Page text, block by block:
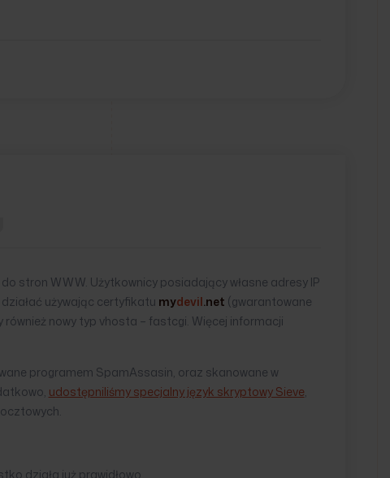
stron WWW. Użytkownicy posiadający własne adresy IP
używając certyfikatu mydevil .net (gwarantowane
nowy typ vhosta – fastcgi. Więcej informacji
programem SpamAssasin, oraz skanowane w
udostępniliśmy specjalny język skryptowy Sieve,
działa już prawidłowo.